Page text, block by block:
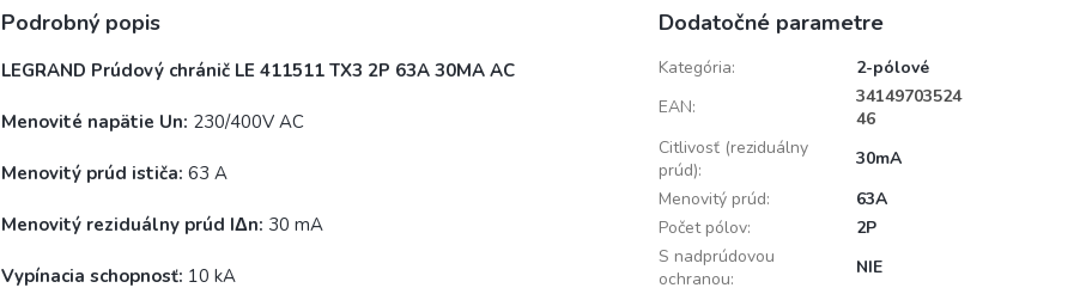
Podrobný popis
LEGRAND Prúdový chránič LE 411511 TX3 2P 63A 30MA AC
Menovité napätie Un: 230/400V AC
Menovitý prúd ističa: 63 A
Menovitý reziduálny prúd IΔn: 30 mA
Vypínacia schopnosť: 10 kA
Dodatočné parametre
Kategória:
2-pólové
EAN:
34149703524
46
Citlivosť (reziduálny
prúd):
30mA
Menovitý prúd:
63A
Počet pólov:
2P
S nadprúdovou
ochranou:
NIE